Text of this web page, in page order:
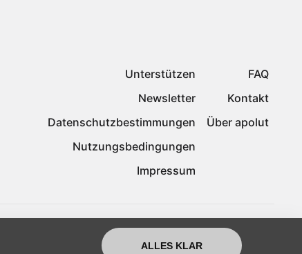
Unterstützen
Newsletter
Datenschutzbestimmungen
Nutzungsbedingungen
Impressum
FAQ
Kontakt
Über apolut
ALLES KLAR